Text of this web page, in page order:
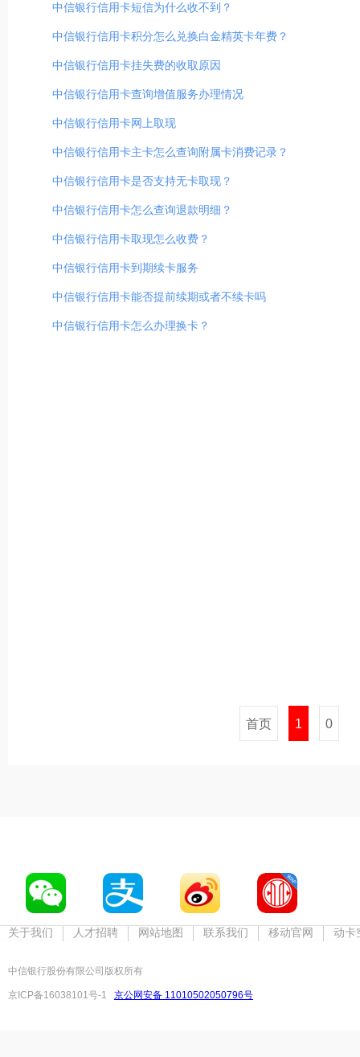
中信银行信用卡短信为什么收不到？
中信银行信用卡积分怎么兑换白金精英卡年费？
中信银行信用卡挂失费的收取原因
中信银行信用卡查询增值服务办理情况
中信银行信用卡网上取现
中信银行信用卡主卡怎么查询附属卡消费记录？
中信银行信用卡是否支持无卡取现？
中信银行信用卡怎么查询退款明细？
中信银行信用卡取现怎么收费？
中信银行信用卡到期续卡服务
中信银行信用卡能否提前续期或者不续卡吗
中信银行信用卡怎么办理换卡？
首页 1 0
关于我们 人才招聘 网站地图 联系我们 移动官网 动卡
中信银行股份有限公司版权所有
京ICP备16038101号-1 京公网安备 11010502050796号